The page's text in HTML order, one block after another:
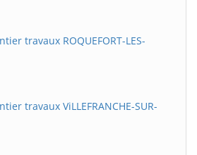
travaux ROQUEFORT-LES-
travaux ViLLEFRANCHE-SUR-